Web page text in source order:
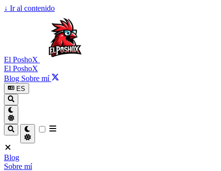
↓ Ir al contenido
El PoshoX
El PoshoX
Blog Sobre mí
ES
Blog
Sobre mí